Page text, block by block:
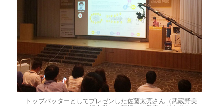
トップバッターとしてプレゼンした佐藤太亮さん（武蔵野美